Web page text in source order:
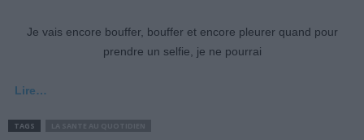
Je vais encore bouffer, bouffer et encore pleurer quand pour
prendre un selfie, je ne pourrai
Lire…
TAGS